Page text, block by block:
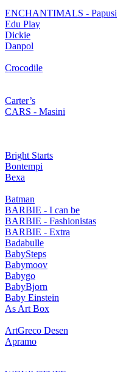
ENCHANTIMALS - Papusi
Edu Play
Dickie
Danpol
Crocodile
Carter’s
CARS - Masini
Bright Starts
Bontempi
Bexa
Batman
BARBIE - I can be
BARBIE - Fashionistas
BARBIE - Extra
Badabulle
BabySteps
Babymoov
Babygo
BabyBjorn
Baby Einstein
As Art Box
ArtGreco Desen
Apramo